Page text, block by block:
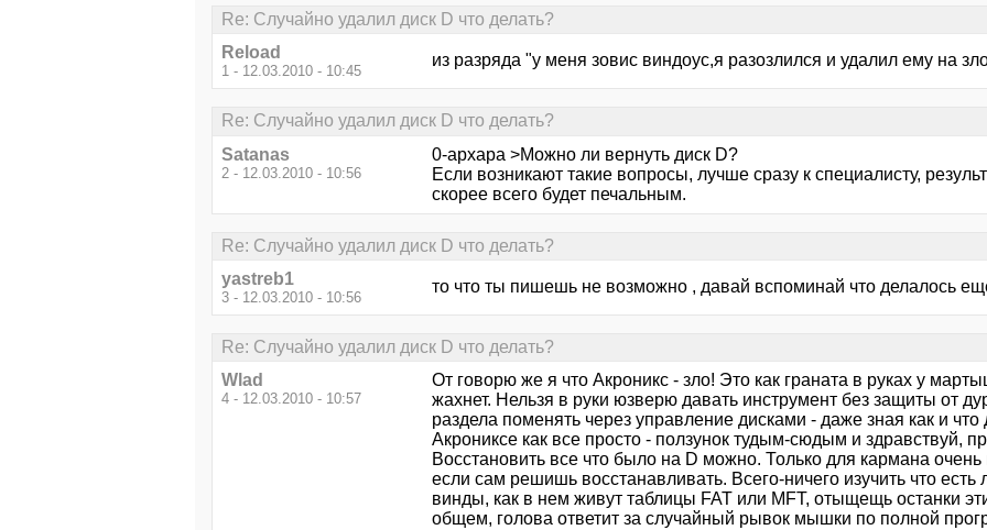
Re: Случайно удалил диск D что делать?
Reload
1 - 12.03.2010 - 10:45
из разряда "у меня зовис виндоус,я разозлился и удалил ему на
Re: Случайно удалил диск D что делать?
Satanas
2 - 12.03.2010 - 10:56
0-архара >Можно ли вернуть диск D?
Если возникают такие вопросы, лучше сразу к специалисту,
скорее всего будет печальным.
Re: Случайно удалил диск D что делать?
yastreb1
3 - 12.03.2010 - 10:56
то что ты пишешь не возможно , давай вспоминай что делалось
Re: Случайно удалил диск D что делать?
Wlad
4 - 12.03.2010 - 10:57
От говорю же я что Акроникс - зло! Это как граната в руках у
жахнет. Нельзя в руки юзверю давать инструмент без защиты от
раздела поменять через управление дисками - даже зная как и
Акрониксе как все просто - ползунок тудым-сюдым и здравствуй,
Восстановить все что было на D можно. Только для кармана
если сам решишь восстанавливать. Всего-ничего изучить что есть
винды, как в нем живут таблицы FAT или MFT, отыщещь останки
общем, голова ответит за случайный рывок мышки по полной